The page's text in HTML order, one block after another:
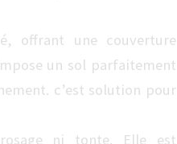
offrant une couverture
un sol parfaitement
c’est solution pour
ni tonte. Elle est